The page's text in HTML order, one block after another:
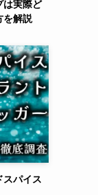
は実際ど
を解説
スパイス